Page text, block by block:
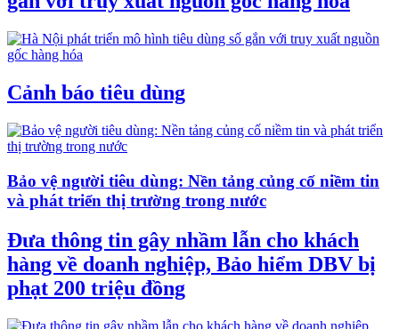
Cảnh báo tiêu dùng
Bảo vệ người tiêu dùng: Nền tảng củng cố niềm tin
và phát triển thị trường trong nước
Đưa thông tin gây nhầm lẫn cho khách
hàng về doanh nghiệp, Bảo hiểm DBV bị
phạt 200 triệu đồng